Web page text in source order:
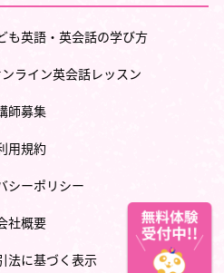
も英語・英会話の学び方
ライン英会話レッスン
師募集
用規約
シーポリシー
社概要
法に基づく表示